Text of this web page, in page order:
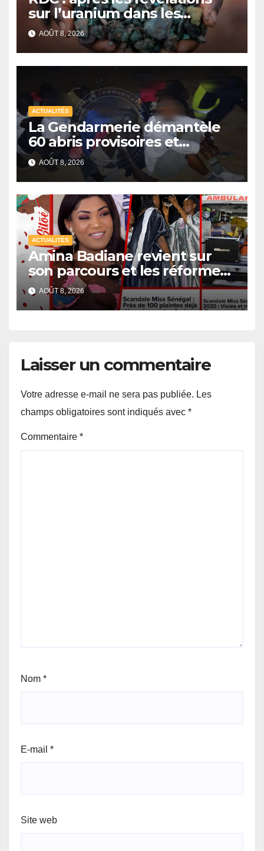
sur l’uranium dans les
exportations de cobalt,
Kinshasa lance une
campagne de vérification
AOÛT 8, 2026
ACTUALITÉS
La Gendarmerie démantèle
60 abris provisoires et
interpelle 27 personnes
AOÛT 8, 2026
ACTUALITÉS
Amina Badiane revient sur
son parcours et les réformes
de Miss Sénégal
AOÛT 8, 2026
Laisser un commentaire
Votre adresse e-mail ne sera pas publiée. Les
champs obligatoires sont indiqués avec *
Commentaire *
Nom *
E-mail *
Site web